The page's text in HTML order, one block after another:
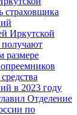
страховщика
Иркутской
получают
размере
в 2023 году
Отделение
по